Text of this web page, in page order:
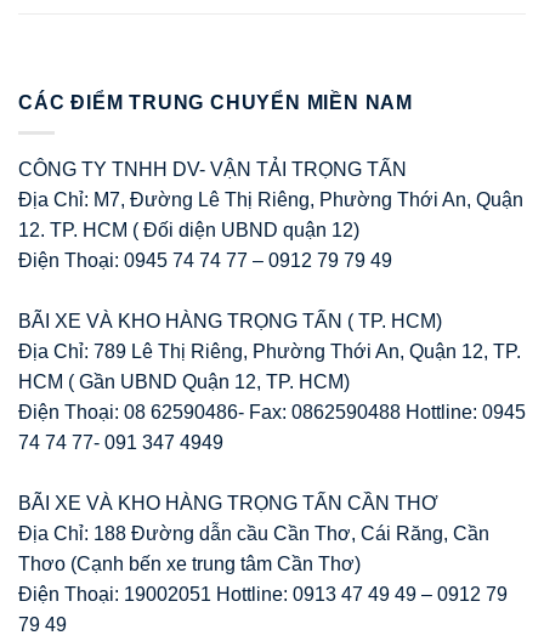
CÁC ĐIỂM TRUNG CHUYỂN MIỀN NAM
CÔNG TY TNHH DV- VẬN TẢI TRỌNG TẤN
Địa Chỉ: M7, Đường Lê Thị Riêng, Phường Thới An, Quận
12. TP. HCM ( Đối diện UBND quận 12)
Điện Thoại: 0945 74 74 77 – 0912 79 79 49
BÃI XE VÀ KHO HÀNG TRỌNG TẤN ( TP. HCM)
Địa Chỉ: 789 Lê Thị Riêng, Phường Thới An, Quận 12, TP.
HCM ( Gần UBND Quận 12, TP. HCM)
Điện Thoại: 08 62590486- Fax: 0862590488 Hottline: 0945
74 74 77- 091 347 4949
BÃI XE VÀ KHO HÀNG TRỌNG TẤN CẦN THƠ
Địa Chỉ: 188 Đường dẫn cầu Cần Thơ, Cái Răng, Cần
Thơo (Cạnh bến xe trung tâm Cần Thơ)
Điện Thoại: 19002051 Hottline: 0913 47 49 49 – 0912 79
79 49